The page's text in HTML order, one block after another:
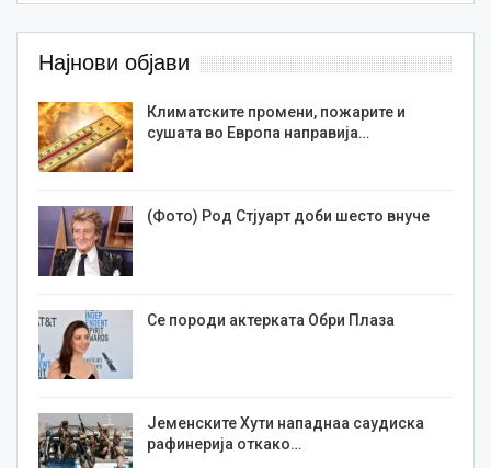
Најнови објави
Климатските промени, пожарите и
сушата во Европа направија…
(Фото) Род Стјуарт доби шесто внуче
Се породи актерката Обри Плаза
Јеменските Хути нападнаа саудиска
рафинерија откако…